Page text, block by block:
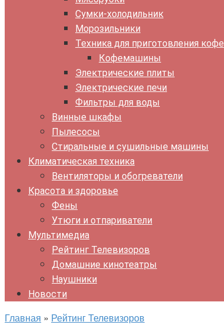
Сумки-холодильник
Морозильники
Техника для приготовления кофе
Кофемашины
Электрические плиты
Электрические печи
Фильтры для воды
Винные шкафы
Пылесосы
Стиральные и сушильные машины
Климатическая техника
Вентиляторы и обогреватели
Красота и здоровье
Фены
Утюги и отпариватели
Мультимедиа
Рейтинг Телевизоров
Домашние кинотеатры
Наушники
Новости
Главная » Рейтинг Телевизоров